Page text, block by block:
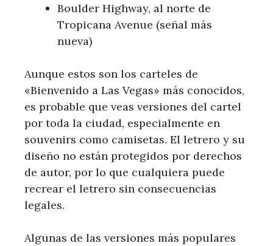
Boulder Highway, al norte de
Tropicana Avenue (señal más
nueva)
Aunque estos son los carteles de
«Bienvenido a Las Vegas» más conocidos,
es probable que veas versiones del cartel
por toda la ciudad, especialmente en
souvenirs como camisetas. El letrero y su
diseño no están protegidos por derechos
de autor, por lo que cualquiera puede
recrear el letrero sin consecuencias
legales.
Algunas de las versiones más populares